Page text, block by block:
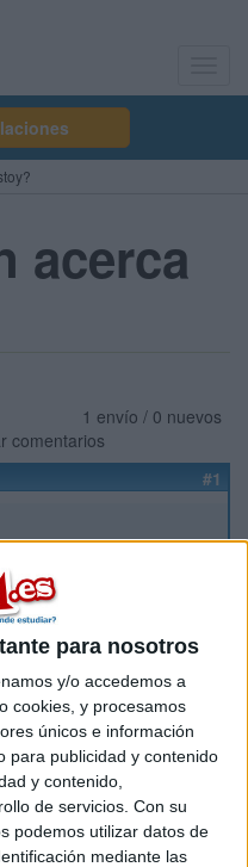
para nosotros
y/o accedemos a
cookies, y procesamos
únicos e información
para publicidad y contenido
y contenido,
de servicios. Con su
podemos utilizar datos de
mediante las
acerca
1 envío / 0 nuevos
comentarios
#1
web donde te informen
tambien me
mas de un master, y si
la diplomatura, se